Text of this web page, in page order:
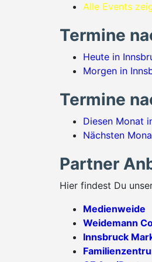
Alle Events
Termine
Heute in
Morgen in
Termine
Diesen Monat
Nächsten
Partner
Hier findest Du
Medienweide
Weidemann
Innsbruck